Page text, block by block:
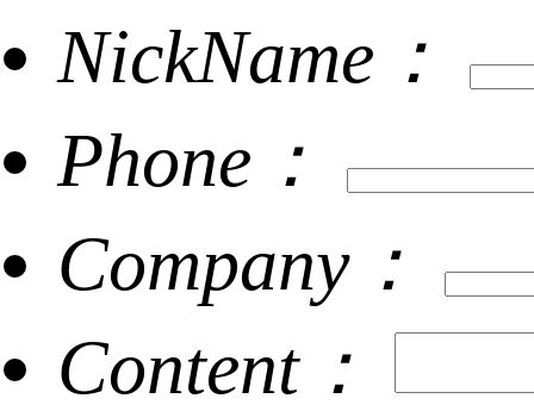
NickName：
Phone：
Company：
Content：